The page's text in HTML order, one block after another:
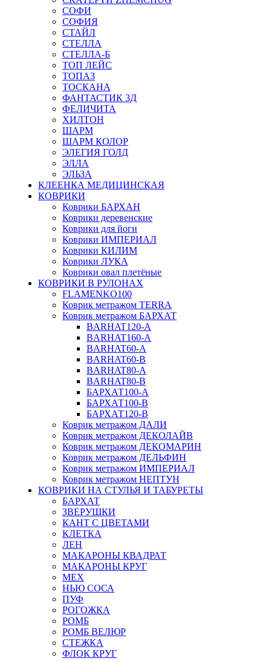
СОФИ
СОФИЯ
СТАЙЛ
СТЕЛЛА
СТЕЛЛА-Б
ТОП ЛЕЙС
ТОПАЗ
ТОСКАНА
ФАНТАСТИК 3Д
ФЕЛИЧИТА
ХИЛТОН
ШАРМ
ШАРМ КОЛОР
ЭЛЕГИЯ ГОЛД
ЭЛЛА
ЭЛЬЗА
КЛЕЕНКА МЕДИЦИНСКАЯ
КОВРИКИ
Коврики БАРХАН
Коврики деревенские
Коврики для йоги
Коврики ИМПЕРИАЛ
Коврики КИЛИМ
Коврики ЛУКА
Коврики овал плетёные
КОВРИКИ В РУЛОНАХ
FLAMENKO100
Коврик метражом TERRA
Коврик метражом БАРХАТ
BARHAT120-A
BARHAT160-A
BARHAT60-A
BARHAT60-B
BARHAT80-A
BARHAT80-B
БАРХАТ100-A
БАРХАТ100-B
БАРХАТ120-B
Коврик метражом ДАЛИ
Коврик метражом ДЕКОЛАЙВ
Коврик метражом ДЕКОМАРИН
Коврик метражом ДЕЛЬФИН
Коврик метражом ИМПЕРИАЛ
Коврик метражом НЕПТУН
КОВРИКИ НА СТУЛЬЯ И ТАБУРЕТЫ
БАРХАТ
ЗВЕРУШКИ
КАНТ С ЦВЕТАМИ
КЛЕТКА
ЛЕН
МАКАРОНЫ КВАДРАТ
МАКАРОНЫ КРУГ
МЕХ
НЬЮ СОСА
ПУФ
РОГОЖКА
РОМБ
РОМБ ВЕЛЮР
СТЕЖКА
ФЛОК КРУГ